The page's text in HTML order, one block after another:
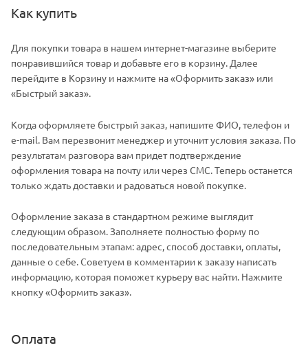
Как купить
Для покупки товара в нашем интернет-магазине выберите
понравившийся товар и добавьте его в корзину. Далее
перейдите в Корзину и нажмите на «Оформить заказ» или
«Быстрый заказ».
Когда оформляете быстрый заказ, напишите ФИО, телефон и
e-mail. Вам перезвонит менеджер и уточнит условия заказа. По
результатам разговора вам придет подтверждение
оформления товара на почту или через СМС. Теперь останется
только ждать доставки и радоваться новой покупке.
Оформление заказа в стандартном режиме выглядит
следующим образом. Заполняете полностью форму по
последовательным этапам: адрес, способ доставки, оплаты,
данные о себе. Советуем в комментарии к заказу написать
информацию, которая поможет курьеру вас найти. Нажмите
кнопку «Оформить заказ».
Оплата